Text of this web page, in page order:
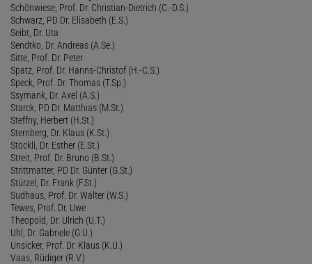
Schönwiese, Prof. Dr. Christian-Dietrich (C.-D.S.)
Schwarz, PD Dr. Elisabeth (E.S.)
Seibt, Dr. Uta
Sendtko, Dr. Andreas (A.Se.)
Sitte, Prof. Dr. Peter
Spatz, Prof. Dr. Hanns-Christof (H.-C.S.)
Speck, Prof. Dr. Thomas (T.Sp.)
Ssymank, Dr. Axel (A.S.)
Starck, PD Dr. Matthias (M.St.)
Steffny, Herbert (H.St.)
Sternberg, Dr. Klaus (K.St.)
Stöckli, Dr. Esther (E.St.)
Streit, Prof. Dr. Bruno (B.St.)
Strittmatter, PD Dr. Günter (G.St.)
Stürzel, Dr. Frank (F.St.)
Sudhaus, Prof. Dr. Walter (W.S.)
Tewes, Prof. Dr. Uwe
Theopold, Dr. Ulrich (U.T.)
Uhl, Dr. Gabriele (G.U.)
Unsicker, Prof. Dr. Klaus (K.U.)
Vaas, Rüdiger (R.V.)